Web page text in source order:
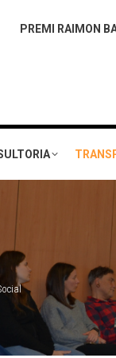
PREMI RAIMON